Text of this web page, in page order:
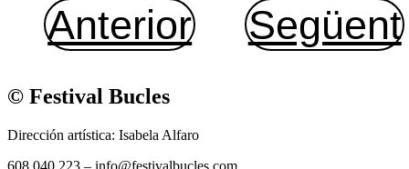
Anterior Següent
© Festival Bucles
Dirección artística: Isabela Alfaro
608 040 223 – info@festivalbucles.com